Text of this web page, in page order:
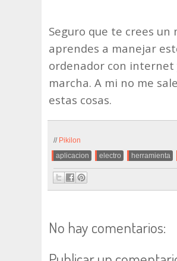
Seguro que te crees un
aprendes a manejar
ordenador con internet
marcha. A mi no me
estas cosas.
// Pikilon
aplicacion electro herramienta
No hay comentarios: